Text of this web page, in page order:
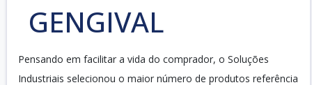
GENGIVAL
Pensando em facilitar a vida do comprador, o Soluções
Industriais selecionou o maior número de produtos referência